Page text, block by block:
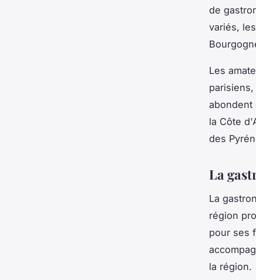
de
variés,
Les
abondent
la Côte
des
La
La
région
pour ses
la région.